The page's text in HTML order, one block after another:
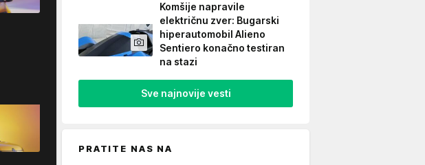
Komšije napravile
električnu zver: Bugarski
hiperautomobil Alieno
Sentiero konačno testiran
na stazi
Sve najnovije vesti
PRATITE NAS NA